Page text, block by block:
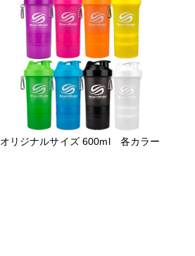
オリジナルサイズ 600ml 各カラー